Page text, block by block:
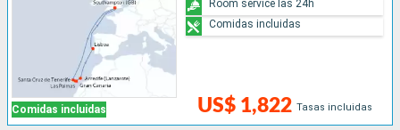
Comidas incluidas US$ 1,822 Tasas incluidas
Room service las 24h
Comidas incluidas